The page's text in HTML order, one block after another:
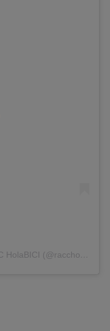
Una publicación compartida de RACC HolaBICI (@raccholabici)